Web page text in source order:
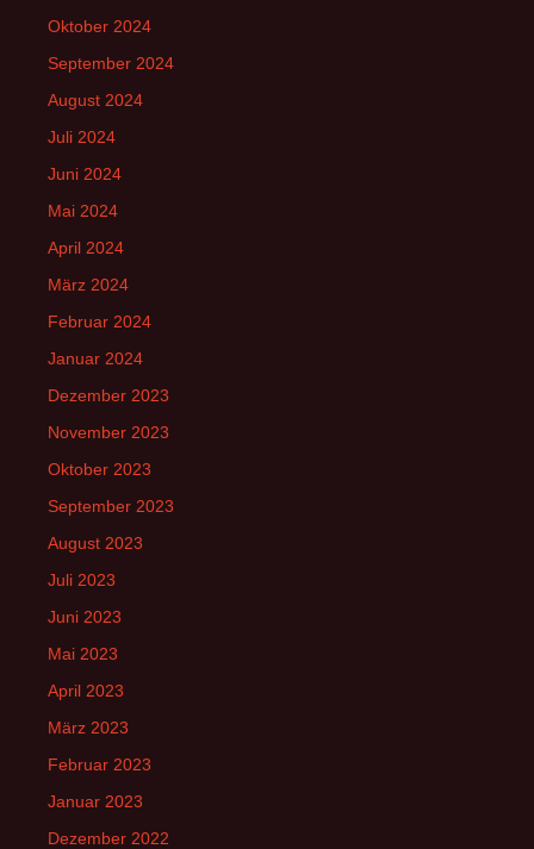
Oktober 2024
September 2024
August 2024
Juli 2024
Juni 2024
Mai 2024
April 2024
März 2024
Februar 2024
Januar 2024
Dezember 2023
November 2023
Oktober 2023
September 2023
August 2023
Juli 2023
Juni 2023
Mai 2023
April 2023
März 2023
Februar 2023
Januar 2023
Dezember 2022